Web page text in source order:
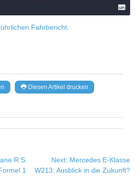
Diesen Artikel drucken
Fahrbericht.
R.S.
1
Next: Mercedes E-Klasse
W213: Ausblick in die Zukunft?